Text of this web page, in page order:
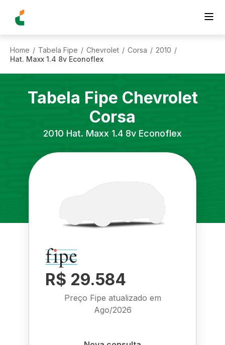
Home / Tabela Fipe / Chevrolet / Corsa / 2010 /
Hat. Maxx 1.4 8v Econoflex
Tabela Fipe Chevrolet
Corsa
2010 Hat. Maxx 1.4 8v Econoflex
R$ 29.584
Preço Fipe atualizado em
Ago/2026